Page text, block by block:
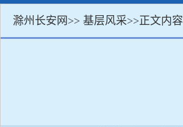
滁州长安网>> 基层风采>>正文内容